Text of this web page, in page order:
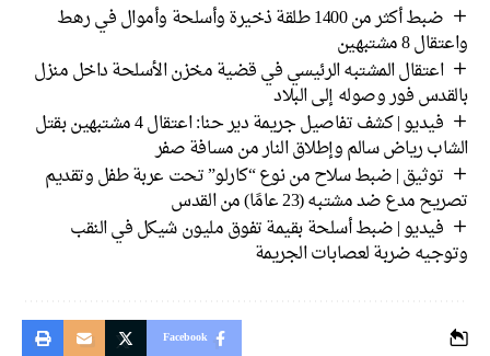
ضبط أكثر من 1400 طلقة ذخيرة وأسلحة وأموال في رهط
واعتقال 8 مشتبهين
اعتقال المشتبه الرئيسي في قضية مخزن الأسلحة داخل منزل
بالقدس فور وصوله إلى البلاد
فيديو | كشف تفاصيل جريمة دير حنا: اعتقال 4 مشتبهين بقتل
الشاب رياض سالم وإطلاق النار من مسافة صفر
توثيق | ضبط سلاح من نوع “كارلو” تحت عربة طفل وتقديم
تصريح مدع ضد مشتبه (23 عامًا) من القدس
فيديو | ضبط أسلحة بقيمة تفوق مليون شيكل في النقب
وتوجيه ضربة لعصابات الجريمة
Facebook